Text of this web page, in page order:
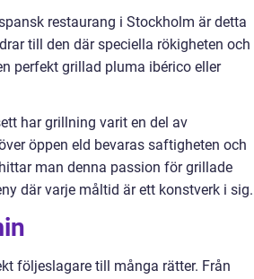
restaurang i Stockholm är detta
till den där speciella rökigheten och
perfekt grillad pluma ibérico eller
har grillning varit en del av
öppen eld bevaras saftigheten och
man denna passion för grillade
där varje måltid är ett konstverk i sig.
följeslagare till många rätter. Från